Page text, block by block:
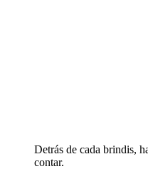
Detrás de cada brindis,
contar.